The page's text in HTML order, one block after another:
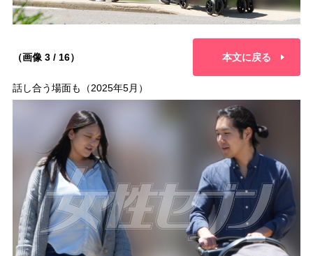
（画像 3 / 16） 本文に戻る
話し合う場面も（2025年5月）